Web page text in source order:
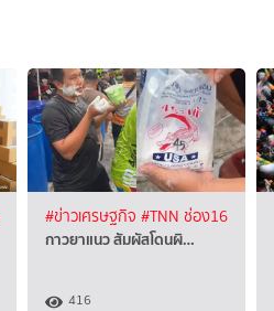
#ข่าวเศรษฐกิจ #TNN ช่อง16
กาวยาแนว สัมผัสโดนผิ…
416